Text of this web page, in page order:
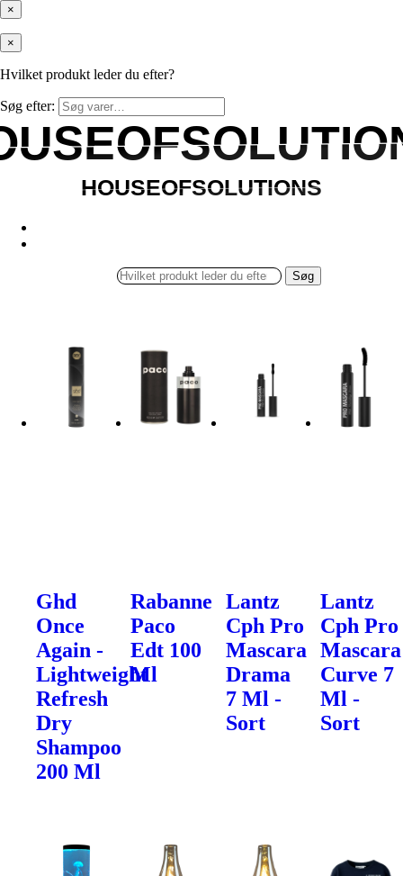
×
×
Hvilket produkt leder du efter?
Søg efter:
HOUSEOFSOLUTIONS
HOUSEOFSOLUTIONS
Søg
Ghd
Once
Again -
Lightweight
Refresh
Dry
Shampoo
200 Ml
Rabanne
Paco
Edt 100
Ml
Lantz
Cph Pro
Mascara
Drama
7 Ml -
Sort
Lantz
Cph Pro
Mascara
Curve 7
Ml -
Sort